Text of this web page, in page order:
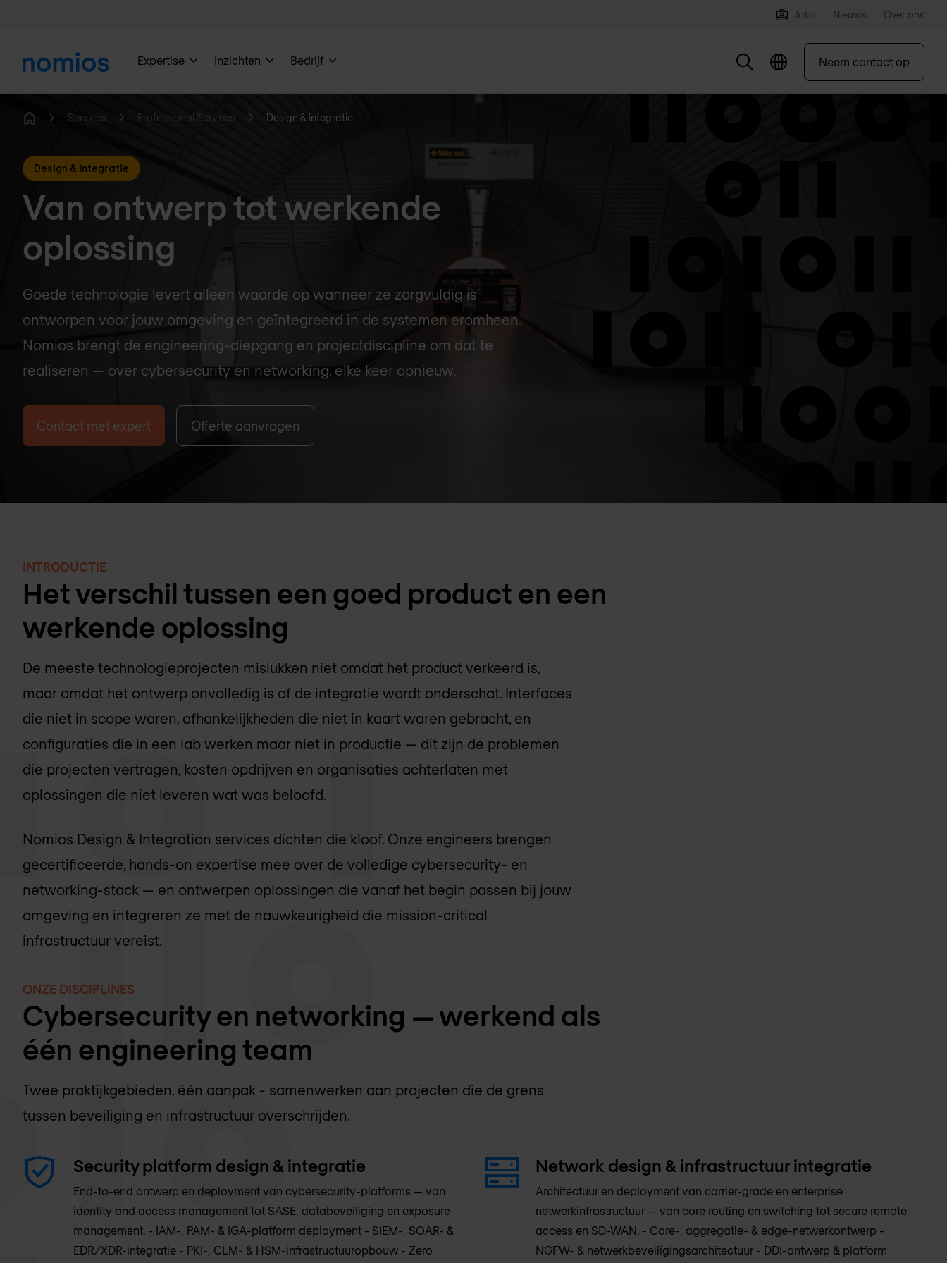
Jobs Nieuws Over ons
Expertise Inzichten Bedrijf Neem contact op
Services Professional Services Design & integratie
Design & integratie
Van ontwerp tot werkende
oplossing
Goede technologie levert alleen waarde op wanneer ze zorgvuldig is
ontworpen voor jouw omgeving en geïntegreerd in de systemen eromheen.
Nomios brengt de engineering-diepgang en projectdiscipline om dat te
realiseren — over cybersecurity en networking, elke keer opnieuw.
Contact met expert Offerte aanvragen
INTRODUCTIE
Het verschil tussen een goed product en een
werkende oplossing
De meeste technologieprojecten mislukken niet omdat het product verkeerd is,
maar omdat het ontwerp onvolledig is of de integratie wordt onderschat. Interfaces
die niet in scope waren, afhankelijkheden die niet in kaart waren gebracht, en
configuraties die in een lab werken maar niet in productie — dit zijn de problemen
die projecten vertragen, kosten opdrijven en organisaties achterlaten met
oplossingen die niet leveren wat was beloofd.
Nomios Design & Integration services dichten die kloof. Onze engineers brengen
gecertificeerde, hands-on expertise mee over de volledige cybersecurity- en
networking-stack — en ontwerpen oplossingen die vanaf het begin passen bij jouw
omgeving en integreren ze met de nauwkeurigheid die mission-critical
infrastructuur vereist.
ONZE DISCIPLINES
Cybersecurity en networking — werkend als
één engineering team
Twee praktijkgebieden, één aanpak - samenwerken aan projecten die de grens
tussen beveiliging en infrastructuur overschrijden.
Security platform design & integratie
End-to-end ontwerp en deployment van cybersecurity-platforms — van
identity and access management tot SASE, databeveiliging en exposure
management. - IAM-, PAM- & IGA-platform deployment - SIEM-, SOAR- &
EDR/XDR-integratie - PKI-, CLM- & HSM-infrastructuuropbouw - Zero
Network design & infrastructuur integratie
Architectuur en deployment van carrier-grade en enterprise
netwerkinfrastructuur — van core routing en switching tot secure remote
access en SD-WAN. - Core-, aggregatie- & edge-netwerkontwerp -
NGFW- & netwerkbeveiligingsarchitectuur - DDI-ontwerp & platform